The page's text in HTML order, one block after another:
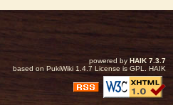
powered by HAIK 7.3.7
based on PukiWiki 1.4.7 License is GPL HAIK